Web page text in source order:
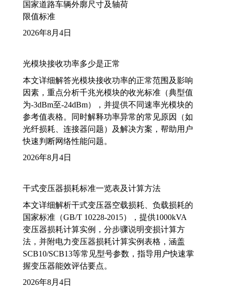
国家道路车辆外廓尺寸及轴荷
限值标准
2026年8月4日
光模块接收功率多少是正常
本文详细解答光模块接收功率的正常范围及影响
因素，重点分析千兆光模块的收光标准（典型值
为-3dBm至-24dBm），并提供不同速率光模块的
参考值表格。同时解释功率异常的常见原因（如
光纤损耗、连接器问题）及解决方案，帮助用户
快速判断网络性能问题。
2026年8月4日
干式变压器损耗标准一览表及计算方法
本文详细解析干式变压器空载损耗、负载损耗的
国家标准（GB/T 10228-2015），提供1000kVA
变压器损耗计算实例，分步骤说明变损计算方
法，并附电力变压器损耗计算实例表格，涵盖
SCB10/SCB13等常见型号参数，指导用户快速掌
握变压器能效评估要点。
2026年8月4日